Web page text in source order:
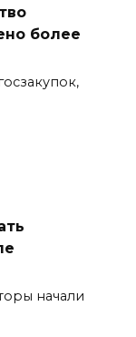
более
начали